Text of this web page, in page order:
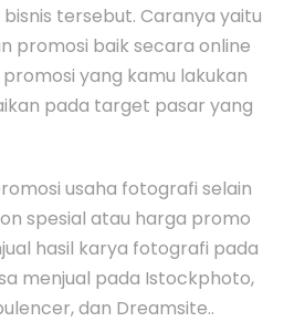
tersebut. Caranya yaitu
promosi baik secara online
yang kamu lakukan
pada target pasar yang
usaha fotografi selain
spesial atau harga promo
hasil karya fotografi pada
menjual pada Istockphoto,
dan Dreamsite..